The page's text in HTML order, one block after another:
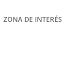
ZONA DE INTERÉS